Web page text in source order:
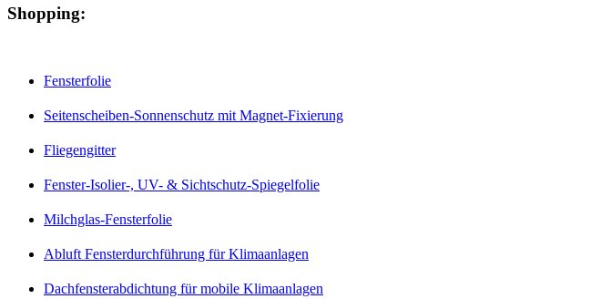
Shopping:
Fensterfolie
Seitenscheiben-Sonnenschutz mit Magnet-Fixierung
Fliegengitter
Fenster-Isolier-, UV- & Sichtschutz-Spiegelfolie
Milchglas-Fensterfolie
Abluft Fensterdurchführung für Klimaanlagen
Dachfensterabdichtung für mobile Klimaanlagen